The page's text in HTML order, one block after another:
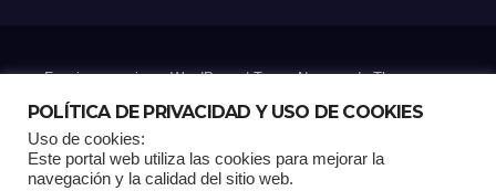
Funciona gracias a WordPress|Tema: Newsup deThemeansar
POLÍTICA DE PRIVACIDAD Y USO DE COOKIES
Uso de cookies:
Este portal web utiliza las cookies para mejorar la
navegación y la calidad del sitio web.